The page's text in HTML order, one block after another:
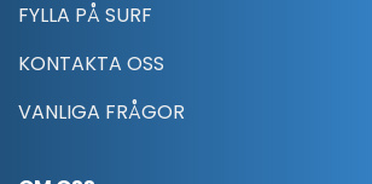
FYLLA PÅ SURF
KONTAKTA OSS
VANLIGA FRÅGOR